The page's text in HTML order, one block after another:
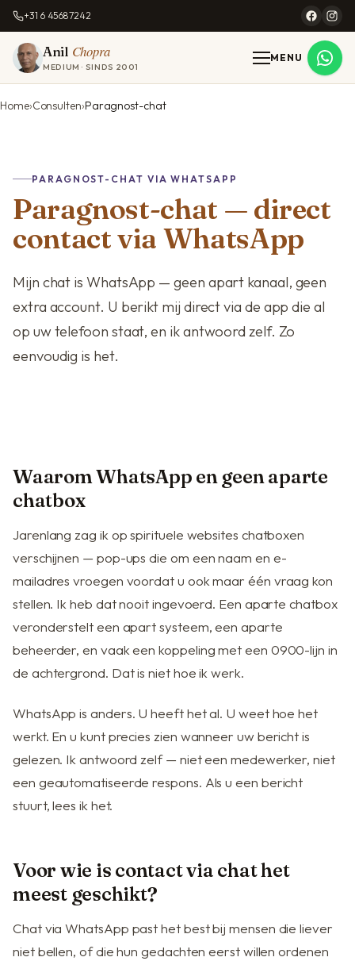
+31 6 45687242
Anil Chopra
MEDIUM · SINDS 2001
MENU
Home Consulten Paragnost-chat
PARAGNOST-CHAT VIA WHATSAPP
Paragnost-chat — direct
contact via WhatsApp
Mijn chat is WhatsApp — geen apart kanaal, geen
extra account. U berikt mij direct via de app die al
op uw telefoon staat, en ik antwoord zelf. Zo
eenvoudig is het.
Waarom WhatsApp en geen aparte
chatbox
Jarenlang zag ik op spirituele websites chatboxen
verschijnen — pop-ups die om een naam en e-
mailadres vroegen voordat u ook maar één vraag kon
stellen. Ik heb dat nooit ingevoerd. Een aparte chatbox
veronderstelt een apart systeem, een aparte
beheerder, en vaak een koppeling met een 0900-lijn in
de achtergrond. Dat is niet hoe ik werk.
WhatsApp is anders. U heeft het al. U weet hoe het
werkt. En u kunt precies zien wanneer uw bericht is
gelezen. Ik antwoord zelf — niet een medewerker, niet
een geautomatiseerde respons. Als u een bericht
stuurt, lees ik het.
Voor wie is contact via chat het
meest geschikt?
Chat via WhatsApp past het best bij mensen die liever
niet bellen, of die hun gedachten eerst willen ordenen